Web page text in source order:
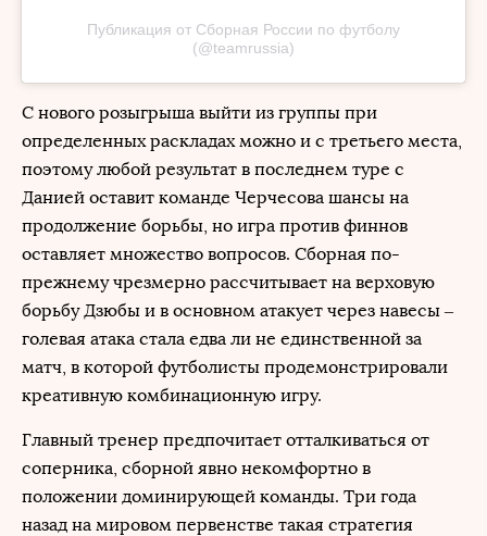
Публикация от Сборная России по футболу
(@teamrussia)
С нового розыгрыша выйти из группы при
определенных раскладах можно и с третьего места,
поэтому любой результат в последнем туре с
Данией оставит команде Черчесова шансы на
продолжение борьбы, но игра против финнов
оставляет множество вопросов. Сборная по-
прежнему чрезмерно рассчитывает на верховую
борьбу Дзюбы и в основном атакует через навесы –
голевая атака стала едва ли не единственной за
матч, в которой футболисты продемонстрировали
креативную комбинационную игру.
Главный тренер предпочитает отталкиваться от
соперника, сборной явно некомфортно в
положении доминирующей команды. Три года
назад на мировом первенстве такая стратегия